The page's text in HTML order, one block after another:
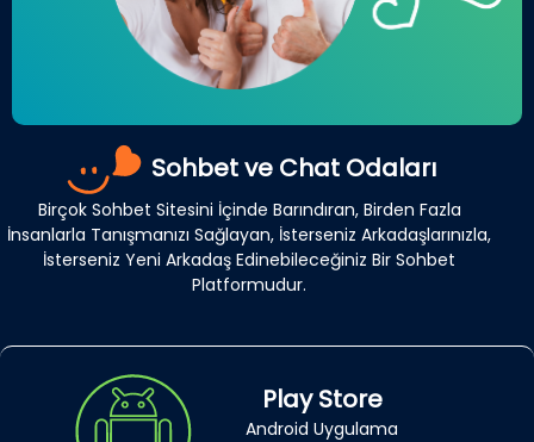
Sohbet ve Chat Odaları
Birçok Sohbet Sitesini İçinde Barındıran, Birden Fazla
İnsanlarla Tanışmanızı Sağlayan, İsterseniz Arkadaşlarınızla,
İsterseniz Yeni Arkadaş Edinebileceğiniz Bir Sohbet
Platformudur.
Play Store
Android Uygulama